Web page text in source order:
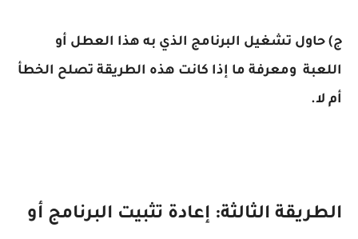
ج) حاول تشغيل البرنامج الذي به هذا العطل أو
اللعبة ومعرفة ما إذا كانت هذه الطريقة تصلح الخطأ
أم لا.
الطريقة الثالثة: إعادة تثبيت البرنامج أو